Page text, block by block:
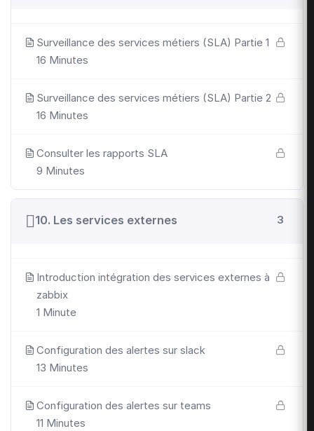
Surveillance des services métiers (SLA) Partie 1
16 Minutes
Surveillance des services métiers (SLA) Partie 2
16 Minutes
Consulter les rapports SLA
9 Minutes
10. Les services externes 3
Introduction intégration des services externes à
zabbix
1 Minute
Configuration des alertes sur slack
13 Minutes
Configuration des alertes sur teams
11 Minutes